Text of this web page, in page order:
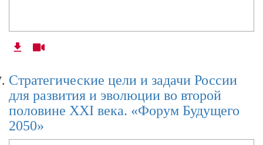
Стратегические цели и задачи России
для развития и эволюции во второй
половине XXI века. «Форум Будущего
2050»